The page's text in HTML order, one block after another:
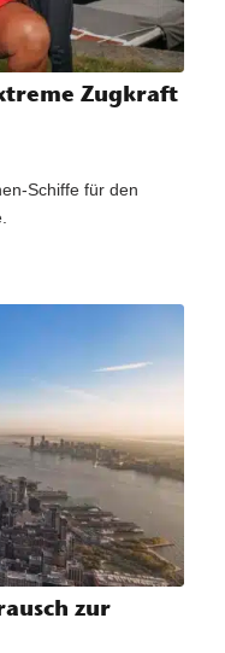
Zugkraft
Schiffe für den
zur